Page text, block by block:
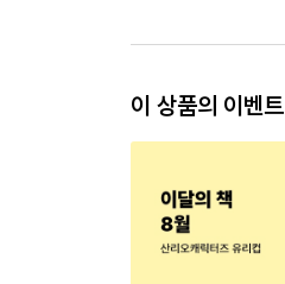
이 상품의 이벤트